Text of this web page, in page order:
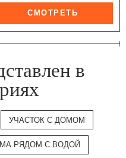
в
УЧАСТОК С ДОМОМ
РЯДОМ С ВОДОЙ